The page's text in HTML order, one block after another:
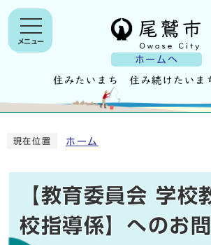
ホームへ
メニュー
現在位置 ホーム
【教育委員会 学校
校指導係】へのお